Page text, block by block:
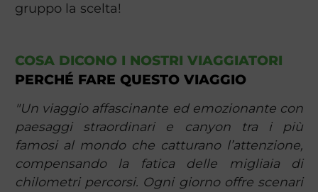
gruppo la scelta!
COSA DICONO I NOSTRI VIAGGIATORI
PERCHÉ FARE QUESTO VIAGGIO
"Un viaggio affascinante ed emozionante con
paesaggi straordinari e canyon tra i più
famosi al mondo che catturano l’attenzione,
compensando la fatica delle migliaia di
chilometri percorsi. Ogni giorno offre scenari